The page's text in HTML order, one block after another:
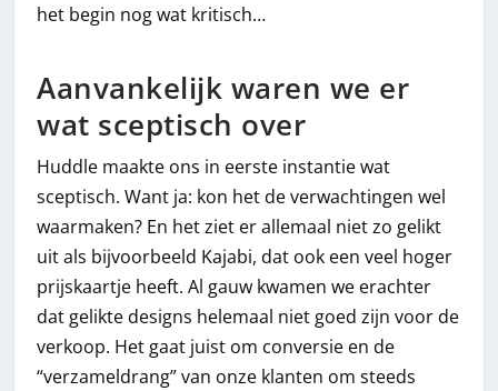
het begin nog wat kritisch…
Aanvankelijk waren we er
wat sceptisch over
Huddle maakte ons in eerste instantie wat
sceptisch. Want ja: kon het de verwachtingen wel
waarmaken? En het ziet er allemaal niet zo gelikt
uit als bijvoorbeeld Kajabi, dat ook een veel hoger
prijskaartje heeft. Al gauw kwamen we erachter
dat gelikte designs helemaal niet goed zijn voor de
verkoop. Het gaat juist om conversie en de
“verzameldrang” van onze klanten om steeds